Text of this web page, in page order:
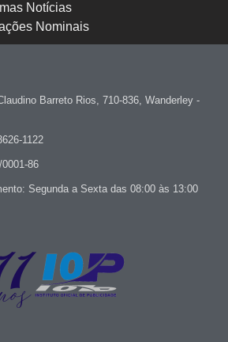
Notícias
Nominais
Barreto Rios, 710-836, Wanderley -
1122
86
Segunda a Sexta das 08:00 às 13:00